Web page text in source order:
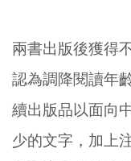
兩書出版後獲得
認為調降閱讀年
續出版品以面向
少的文字，加上